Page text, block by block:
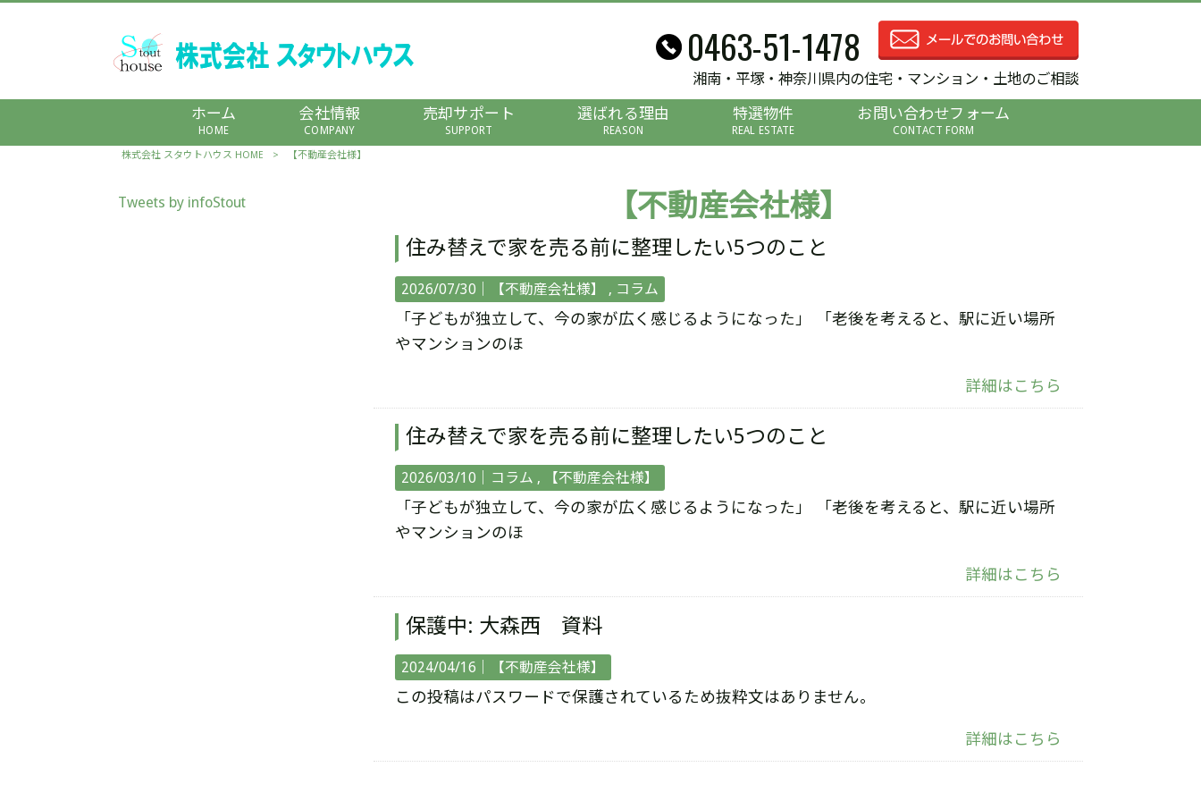
0463-51-1478
湘南・平塚・神奈川県内の住宅・マンション・土地のご相談
ホーム
HOME
会社情報
COMPANY
売却サポート
SUPPORT
選ばれる理由
REASON
特選物件
REAL ESTATE
お問い合わせフォーム
CONTACT FORM
株式会社 スタウトハウス HOME > 【不動産会社様】
【不動産会社様】
住み替えで家を売る前に整理したい5つのこと
2026/07/30｜ 【不動産会社様】 コラム
「子どもが独立して、今の家が広く感じるようになった」 「老後を考えると、駅に近い場所
やマンションのほ
詳細はこちら
住み替えで家を売る前に整理したい5つのこと
2026/03/10｜ コラム 【不動産会社様】
「子どもが独立して、今の家が広く感じるようになった」 「老後を考えると、駅に近い場所
やマンションのほ
詳細はこちら
保護中: 大森西 資料
2024/04/16｜ 【不動産会社様】
この投稿はパスワードで保護されているため抜粋文はありません。
詳細はこちら
Tweets by infoStout